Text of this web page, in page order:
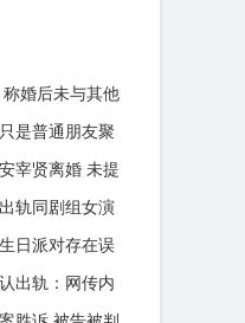
婚后未与其他
是普通朋友聚
宰贤离婚 未提
轨同剧组女演
日派对存在误
出轨：网传内